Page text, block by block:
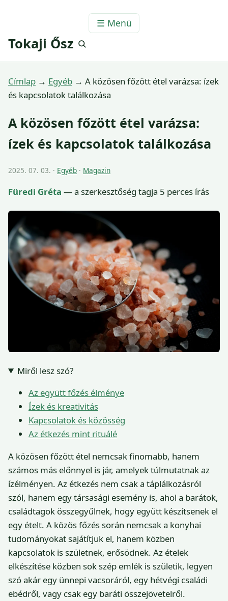
☰ Menü
Tokaji Ősz
Címlap → Egyéb → A közösen főzött étel varázsa: ízek
és kapcsolatok találkozása
A közösen főzött étel varázsa:
ízek és kapcsolatok találkozása
2025. 07. 03. · Egyéb · Magazin
Füredi Gréta — a szerkesztőség tagja 5 perces írás
Miről lesz szó?
Az együtt főzés élménye
Ízek és kreativitás
Kapcsolatok és közösség
Az étkezés mint rituálé
A közösen főzött étel nemcsak finomabb, hanem
számos más előnnyel is jár, amelyek túlmutatnak az
ízélményen. Az étkezés nem csak a táplálkozásról
szól, hanem egy társasági esemény is, ahol a barátok,
családtagok összegyűlnek, hogy együtt készítsenek el
egy ételt. A közös főzés során nemcsak a konyhai
tudományokat sajátítjuk el, hanem közben
kapcsolatok is születnek, erősödnek. Az ételek
elkészítése közben sok szép emlék is születik, legyen
szó akár egy ünnepi vacsoráról, egy hétvégi családi
ebédről, vagy csak egy baráti összejövetelről.